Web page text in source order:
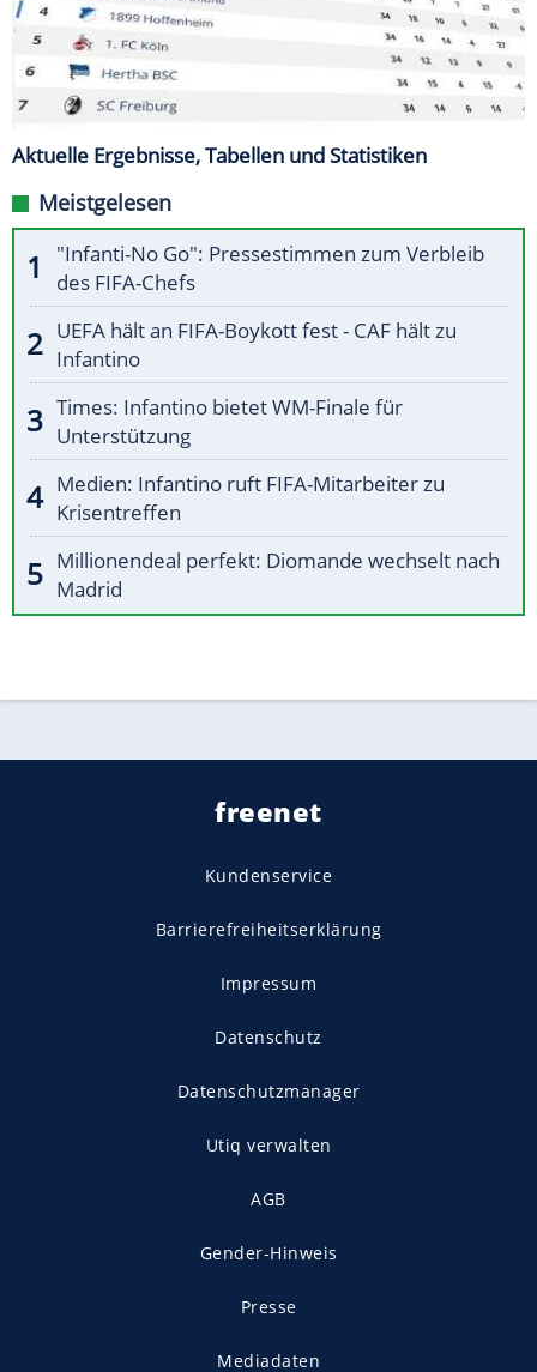
Aktuelle Ergebnisse, Tabellen und Statistiken
Meistgelesen
"Infanti-No Go": Pressestimmen zum Verbleib
des FIFA-Chefs
UEFA hält an FIFA-Boykott fest - CAF hält zu
Infantino
Times: Infantino bietet WM-Finale für
Unterstützung
Medien: Infantino ruft FIFA-Mitarbeiter zu
Krisentreffen
Millionendeal perfekt: Diomande wechselt nach
Madrid
freenet
Kundenservice
Barrierefreiheitserklärung
Impressum
Datenschutz
Datenschutzmanager
Utiq verwalten
AGB
Gender-Hinweis
Presse
Mediadaten